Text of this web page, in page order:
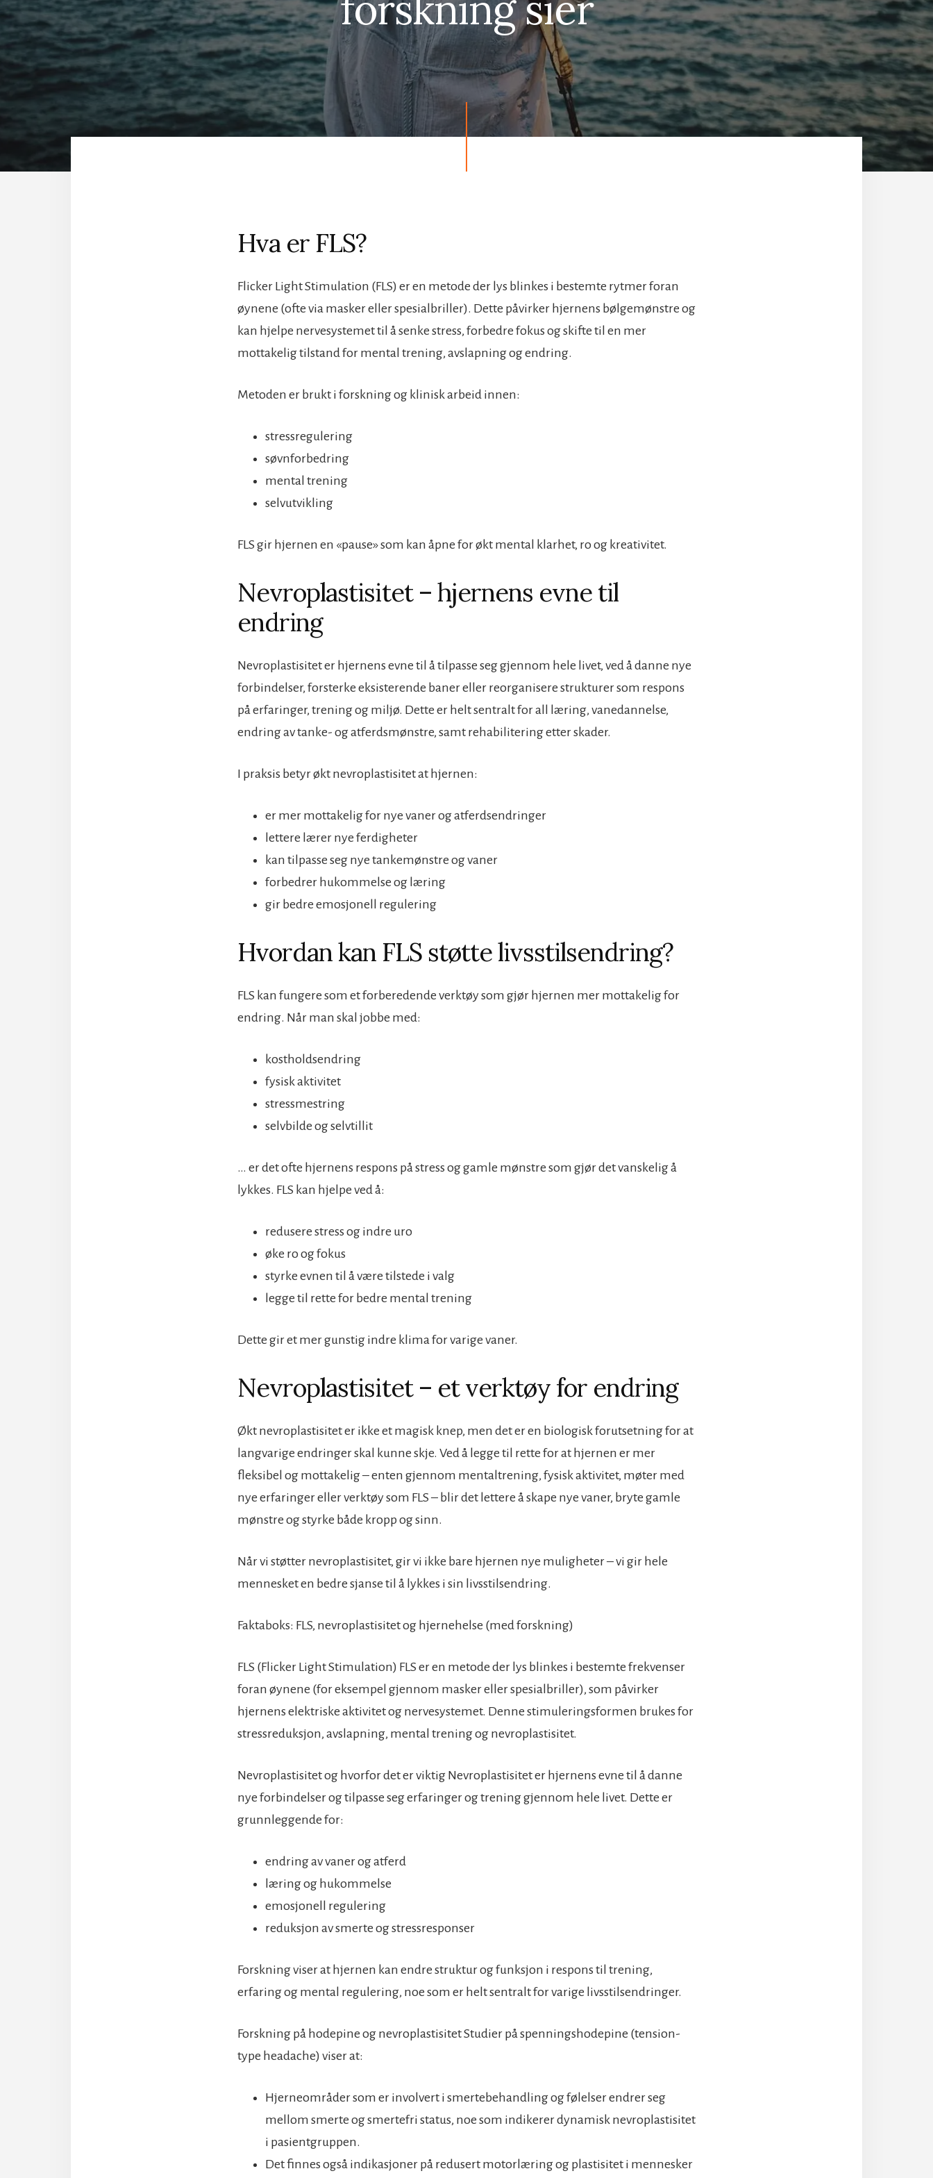
Hva er FLS?
Flicker Light Stimulation (FLS) er en metode der lys blinkes i bestemte rytmer foran
øynene (ofte via masker eller spesialbriller). Dette påvirker hjernens bølgemønstre og
kan hjelpe nervesystemet til å senke stress, forbedre fokus og skifte til en mer
mottakelig tilstand for mental trening, avslapning og endring.
Metoden er brukt i forskning og klinisk arbeid innen:
stressregulering
søvnforbedring
mental trening
selvutvikling
FLS gir hjernen en «pause» som kan åpne for økt mental klarhet, ro og kreativitet.
Nevroplastisitet – hjernens evne til
endring
Nevroplastisitet er hjernens evne til å tilpasse seg gjennom hele livet, ved å danne nye
forbindelser, forsterke eksisterende baner eller reorganisere strukturer som respons
på erfaringer, trening og miljø. Dette er helt sentralt for all læring, vanedannelse,
endring av tanke- og atferdsmønstre, samt rehabilitering etter skader.
I praksis betyr økt nevroplastisitet at hjernen:
er mer mottakelig for nye vaner og atferdsendringer
lettere lærer nye ferdigheter
kan tilpasse seg nye tankemønstre og vaner
forbedrer hukommelse og læring
gir bedre emosjonell regulering
Hvordan kan FLS støtte livsstilsendring?
FLS kan fungere som et forberedende verktøy som gjør hjernen mer mottakelig for
endring. Når man skal jobbe med:
kostholdsendring
fysisk aktivitet
stressmestring
selvbilde og selvtillit
… er det ofte hjernens respons på stress og gamle mønstre som gjør det vanskelig å
lykkes. FLS kan hjelpe ved å:
redusere stress og indre uro
øke ro og fokus
styrke evnen til å være tilstede i valg
legge til rette for bedre mental trening
Dette gir et mer gunstig indre klima for varige vaner.
Nevroplastisitet – et verktøy for endring
Økt nevroplastisitet er ikke et magisk knep, men det er en biologisk forutsetning for at
langvarige endringer skal kunne skje. Ved å legge til rette for at hjernen er mer
fleksibel og mottakelig – enten gjennom mentaltrening, fysisk aktivitet, møter med
nye erfaringer eller verktøy som FLS – blir det lettere å skape nye vaner, bryte gamle
mønstre og styrke både kropp og sinn.
Når vi støtter nevroplastisitet, gir vi ikke bare hjernen nye muligheter – vi gir hele
mennesket en bedre sjanse til å lykkes i sin livsstilsendring.
Faktaboks: FLS, nevroplastisitet og hjernehelse (med forskning)
FLS (Flicker Light Stimulation) FLS er en metode der lys blinkes i bestemte frekvenser
foran øynene (for eksempel gjennom masker eller spesialbriller), som påvirker
hjernens elektriske aktivitet og nervesystemet. Denne stimuleringsformen brukes for
stressreduksjon, avslapning, mental trening og nevroplastisitet.
Nevroplastisitet og hvorfor det er viktig Nevroplastisitet er hjernens evne til å danne
nye forbindelser og tilpasse seg erfaringer og trening gjennom hele livet. Dette er
grunnleggende for:
endring av vaner og atferd
læring og hukommelse
emosjonell regulering
reduksjon av smerte og stressresponser
Forskning viser at hjernen kan endre struktur og funksjon i respons til trening,
erfaring og mental regulering, noe som er helt sentralt for varige livsstilsendringer.
Forskning på hodepine og nevroplastisitet Studier på spenningshodepine (tension-
type headache) viser at:
Hjerneområder som er involvert i smertebehandling og følelser endrer seg
mellom smerte og smertefri status, noe som indikerer dynamisk nevroplastisitet
i pasientgruppen.
Det finnes også indikasjoner på redusert motorlæring og plastisitet i mennesker